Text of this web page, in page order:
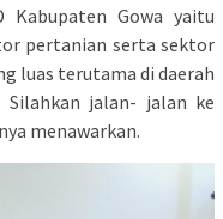
Kabupaten Gowa yaitu
pertanian serta sektor
luas terutama di daerah
Silahkan jalan- jalan ke
menawarkan.